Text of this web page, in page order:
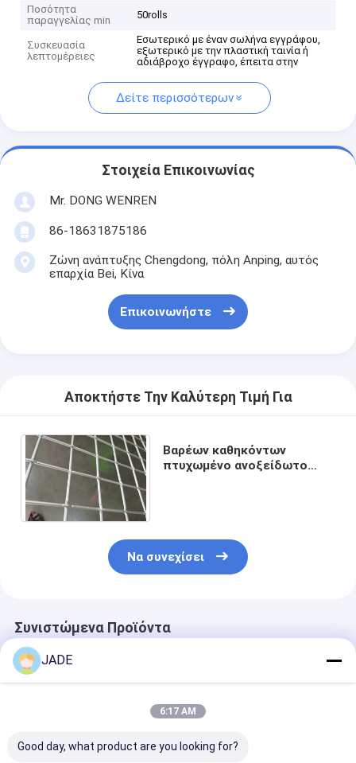
Ποσότητα
παραγγελίας min
50rolls
Συσκευασία
λεπτομέρειες
Εσωτερικό με έναν σωλήνα εγγράφου,
εξωτερικό με την πλαστική ταινία ή
αδιάβροχο έγγραφο, έπειτα στην
Δείτε περισσότερων
Στοιχεία Επικοινωνίας
Mr. DONG WENREN
86-18631875186
Ζώνη ανάπτυξης Chengdong, πόλη Anping, αυτός
επαρχία Bei, Κίνα
Επικοινωνήστε
Αποκτήστε Την Καλύτερη Τιμή Για
Βαρέων καθηκόντων
πτυχωμένο ανοξείδωτο
Να συνεχίσει
Συνιστώμενα Προϊόντα
JADE
6:17 AM
Good day, what product are you looking for?